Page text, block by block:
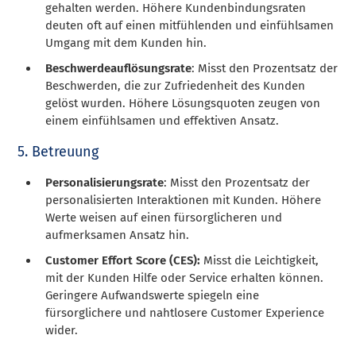
gehalten werden. Höhere Kundenbindungsraten
deuten oft auf einen mitfühlenden und einfühlsamen
Umgang mit dem Kunden hin.
Beschwerdeauflösungsrate: Misst den Prozentsatz der
Beschwerden, die zur Zufriedenheit des Kunden
gelöst wurden. Höhere Lösungsquoten zeugen von
einem einfühlsamen und effektiven Ansatz.
5. Betreuung
Personalisierungsrate: Misst den Prozentsatz der
personalisierten Interaktionen mit Kunden. Höhere
Werte weisen auf einen fürsorglicheren und
aufmerksamen Ansatz hin.
Customer Effort Score (CES): Misst die Leichtigkeit,
mit der Kunden Hilfe oder Service erhalten können.
Geringere Aufwandswerte spiegeln eine
fürsorglichere und nahtlosere Customer Experience
wider.